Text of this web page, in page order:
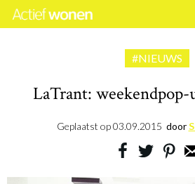
#NIEUWS
LaTrant:
Geplaatst op03.09.2015 door